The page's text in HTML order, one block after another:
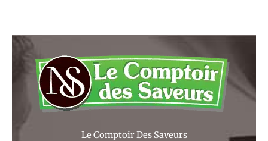
Le Comptoir Des Saveurs